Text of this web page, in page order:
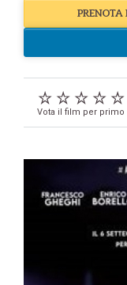
PRENOTA
Vota il film per primo